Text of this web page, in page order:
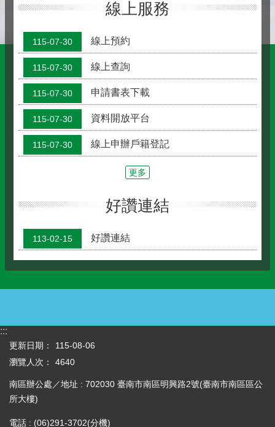
線上服務
115-07-30 線上預約
115-07-30 線上查詢
115-07-30 申請書表下載
115-07-30 資料開放平台
115-07-30 線上申辦戶籍登記
更多
好讚連結
113-02-15 好讚連結
:::
更新日期：
115-08-06
瀏覽人次：
4640
南區辦公處／地址 : 702030 臺南市南區明興路2號(臺南市南區區公
所大樓)
電話 : (06)291-3702(分機)